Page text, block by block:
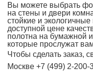
Вы можете выбрать
на стены и двери
стойкие и
доступной цене
полотна на бумажной
которые прослужат
Чтобы сделать заказ,
Москве +7 (499) 2-200-